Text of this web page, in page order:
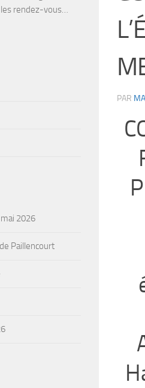
PAR
les rendez-vous…
2026
Paillencourt